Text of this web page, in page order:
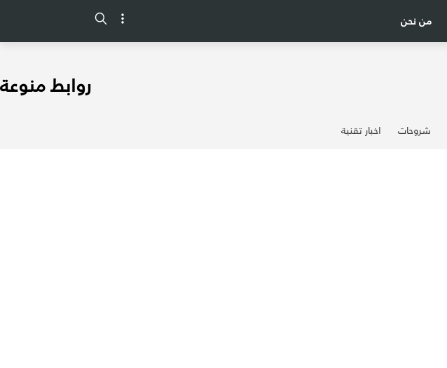
من نحن
روابط منوعة
شروحات اخبار تقنية